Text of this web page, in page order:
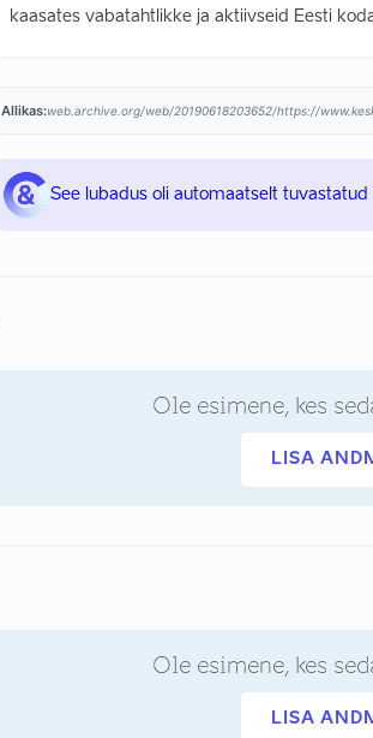
kaasates vabatahtlikke ja aktiivseid Eesti
Allikas:
See lubadus oli automaatselt tuvastatud
Ole esimene, kes
LISA
Ole esimene, kes
LISA